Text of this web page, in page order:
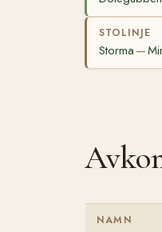
STOLINJE
Storma —
NAMN